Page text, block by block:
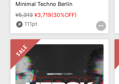
Minimal Techno Berlin
¥5,313 ¥3,719(30%OFF)
111pt